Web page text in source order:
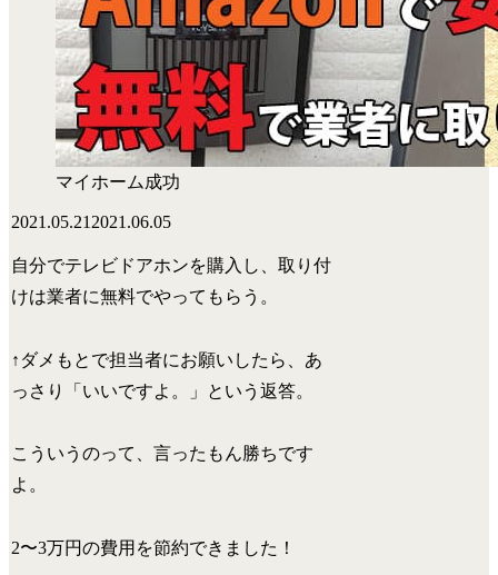
マイホーム成功
2021.05.21 2021.06.05
自分でテレビドアホンを購入し、取り付
けは業者に無料でやってもらう。
↑ ダメもとで担当者にお願いしたら、あ
っさり「いいですよ。」という返答。
こういうのって、言ったもん勝ちです
よ。
2〜3万円の費用を節約できました！